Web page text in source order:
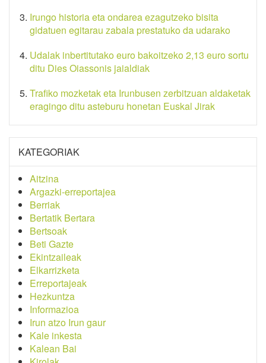
Irungo historia eta ondarea ezagutzeko bisita
gidatuen egitarau zabala prestatuko da udarako
Udalak inbertitutako euro bakoitzeko 2,13 euro sortu
ditu Dies Oiassonis jaialdiak
Trafiko mozketak eta Irunbusen zerbitzuan aldaketak
eragingo ditu asteburu honetan Euskal Jirak
KATEGORIAK
Aitzina
Argazki-erreportajea
Berriak
Bertatik Bertara
Bertsoak
Beti Gazte
Ekintzaileak
Elkarrizketa
Erreportajeak
Hezkuntza
Informazioa
Irun atzo Irun gaur
Kale inkesta
Kalean Bai